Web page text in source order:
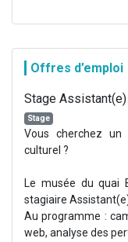
Offres d’emploi
Stage
Stage
Vous cherchez
culturel ?
Le musée du quai
stagiaire
Au programme :
web, analyse des